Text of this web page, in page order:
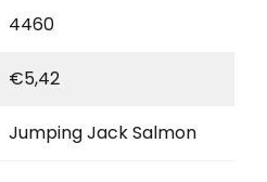
4460
€5,42
Jumping Jack Salmon